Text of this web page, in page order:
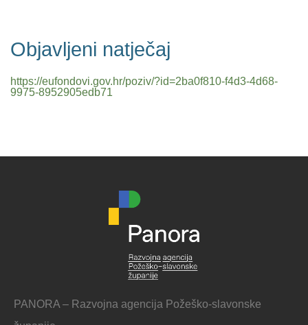
Objavljeni natječaj
https://eufondovi.gov.hr/poziv/?id=2ba0f810-f4d3-4d68-
9975-8952905edb71
PANORA – Razvojna agencija Požeško-slavonske